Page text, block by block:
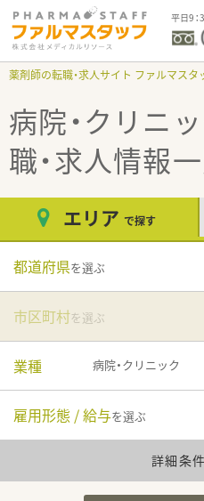
平日9：
薬剤師の転職・求人サイト ファルマスタ
病院・クリニ
職・求人情報
エリア で探す
都道府県を選ぶ
市区町村を選ぶ
業種 病院・クリニック
雇用形態 / 給与を選ぶ
詳細条